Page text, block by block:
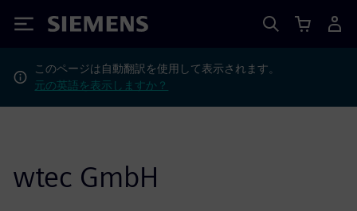
Siemens
このページは自動翻訳を使用して表示されます。
元の英語を表示しますか？
wtec GmbH